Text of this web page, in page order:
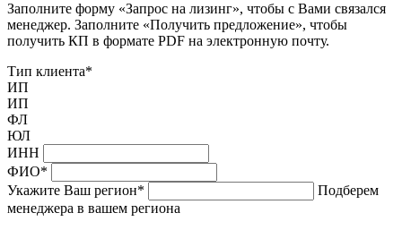
Заполните форму «Запрос на лизинг», чтобы с Вами связался
менеджер. Заполните «Получить предложение», чтобы
получить КП в формате PDF на электронную почту.
Тип клиента*
ИП
ИП
ФЛ
ЮЛ
ИНН
ФИО*
Укажите Ваш регион*
Подберем
менеджера в вашем региона